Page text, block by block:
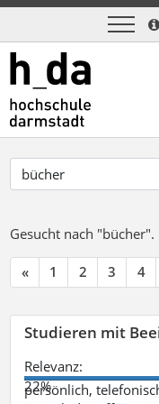
Gesucht nach "bücher".
« 1 2 3 4
Studieren mit
Relevanz:
22%
persönlich,